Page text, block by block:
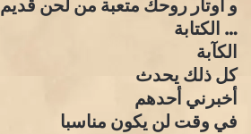
و اوتار روحك متعبة من لحن قديم
… الكتابة
الكآبة
كل ذلك يحدث
أخبرني أحدهم
في وقت لن يكون مناسبا